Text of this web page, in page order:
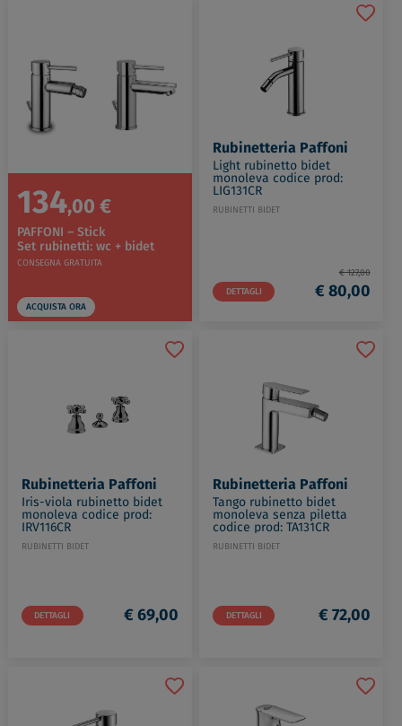
134,00 €
PAFFONI – Stick
Set rubinetti: wc + bidet
CONSEGNA GRATUITA
ACQUISTA ORA
Rubinetteria Paffoni
Light rubinetto bidet
monoleva codice prod:
LIG131CR
RUBINETTI BIDET
DETTAGLI
€ 127,00
€ 80,00
Rubinetteria Paffoni
Iris-viola rubinetto bidet
monoleva codice prod:
IRV116CR
RUBINETTI BIDET
DETTAGLI € 69,00
Rubinetteria Paffoni
Tango rubinetto bidet
monoleva senza piletta
codice prod: TA131CR
RUBINETTI BIDET
DETTAGLI € 72,00